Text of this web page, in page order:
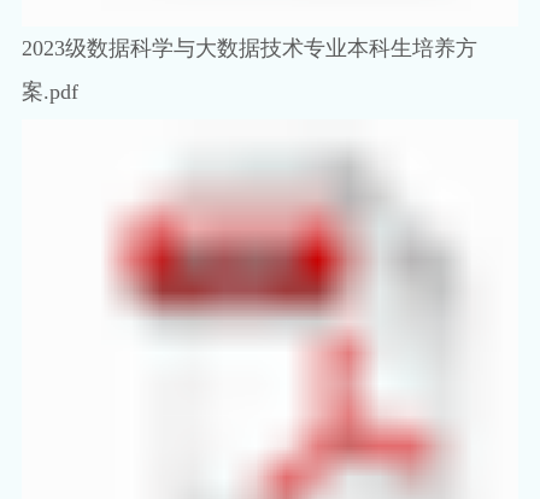
2023级数据科学与大数据技术专业本科生培养方
案.pdf